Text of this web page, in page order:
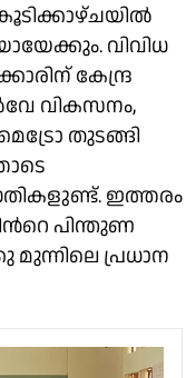
വിവിധ
കേന്ദ്ര
വികസനം,
തുടങ്ങി
ഇത്തരം
പിന്തുണ
പ്രധാന